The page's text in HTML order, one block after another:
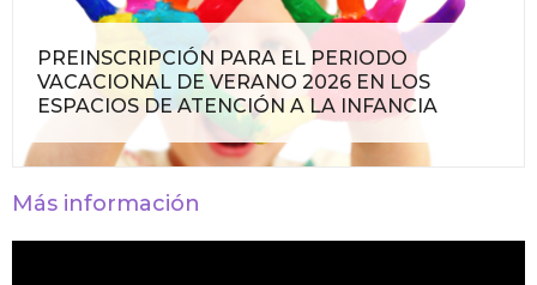
PREINSCRIPCIÓN PARA EL PERIODO
VACACIONAL DE VERANO 2026 EN LOS
ESPACIOS DE ATENCIÓN A LA INFANCIA
Más información